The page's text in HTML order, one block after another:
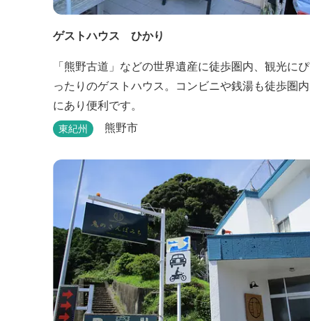
ゲストハウス ひかり
「熊野古道」などの世界遺産に徒歩圏内、観光にぴ
ったりのゲストハウス。コンビニや銭湯も徒歩圏内
にあり便利です。
東紀州 熊野市